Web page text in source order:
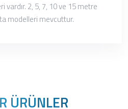
2, 5, 7, 10 ve 15 metre
modelleri mevcuttur.
ÜRÜNLER